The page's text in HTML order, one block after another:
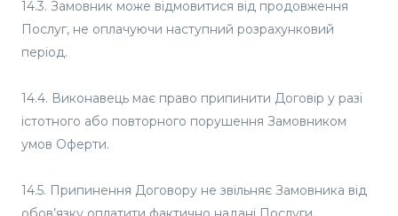
14.3. Замовник може відмовитися від продовження
Послуг, не оплачуючи наступний розрахунковий
період.
14.4. Виконавець має право припинити Договір у разі
істотного або повторного порушення Замовником
умов Оферти.
14.5. Припинення Договору не звільняє Замовника від